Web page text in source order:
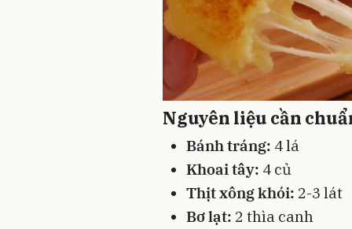
Nguyên liệu cần
Bánh tráng: 4 lá
Khoai tây: 4 củ
Thịt xông khói: 2-3 lát
Bơ lạt: 2 thìa canh